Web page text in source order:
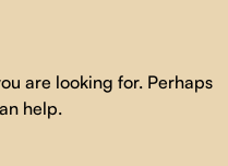
are looking for. Perhaps
help.